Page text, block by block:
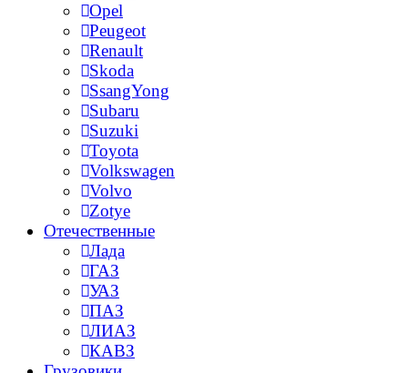
Opel
Peugeot
Renault
Skoda
SsangYong
Subaru
Suzuki
Toyota
Volkswagen
Volvo
Zotye
Отечественные
Лада
ГАЗ
УАЗ
ПАЗ
ЛИАЗ
КАВЗ